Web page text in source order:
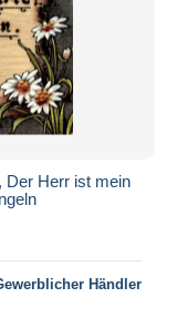
Der Herr ist mein
Händler